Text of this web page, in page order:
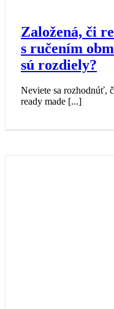
Založená, či
s ručením
sú rozdiely?
Neviete sa rozhodnúť,
ready made [...]